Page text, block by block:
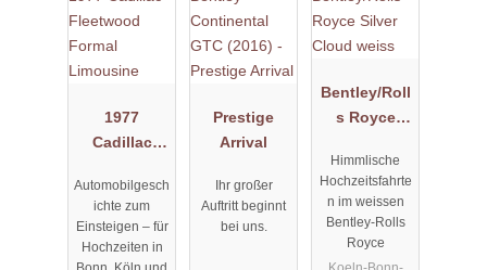
1977
Cadillac
Formal
Limousine
Automobilgesch
ichte zum
Einsteigen – für
Hochzeiten in
Prestige
Arrival
Ihr großer
Auftritt beginnt
bei uns.
Bentley/Roll
s Royce
weiss
Himmlische
Hochzeitsfahrte
n im weissen
Bentley-Rolls
Royce